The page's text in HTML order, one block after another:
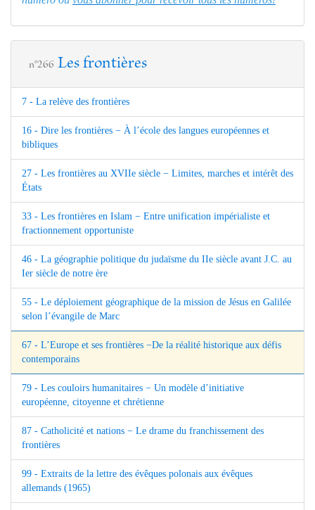
n°266 Les frontières
7 - La relève des frontières
16 - Dire les frontières − À l’école des langues européennes et
bibliques
27 - Les frontières au XVIIe siècle − Limites, marches et intérêt des
États
33 - Les frontières en Islam − Entre unification impérialiste et
fractionnement opportuniste
46 - La géographie politique du judaïsme du IIe siècle avant J.C. au
Ier siècle de notre ère
55 - Le déploiement géographique de la mission de Jésus en Galilée
selon l’évangile de Marc
67 - L’Europe et ses frontières −De la réalité historique aux défis
contemporains
79 - Les couloirs humanitaires − Un modèle d’initiative
européenne, citoyenne et chrétienne
87 - Catholicité et nations − Le drame du franchissement des
frontières
99 - Extraits de la lettre des évêques polonais aux évêques
allemands (1965)